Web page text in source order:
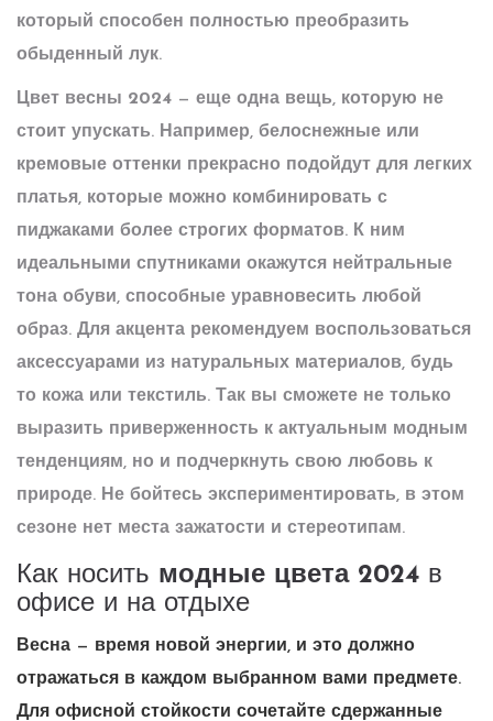
который способен полностью преобразить
обыденный лук.
Цвет весны 2024 — еще одна вещь, которую не
стоит упускать. Например, белоснежные или
кремовые оттенки прекрасно подойдут для легких
платья, которые можно комбинировать с
пиджаками более строгих форматов. К ним
идеальными спутниками окажутся нейтральные
тона обуви, способные уравновесить любой
образ. Для акцента рекомендуем воспользоваться
аксессуарами из натуральных материалов, будь
то кожа или текстиль. Так вы сможете не только
выразить приверженность к актуальным модным
тенденциям, но и подчеркнуть свою любовь к
природе. Не бойтесь экспериментировать, в этом
сезоне нет места зажатости и стереотипам.
Как носить модные цвета 2024 в
офисе и на отдыхе
Весна — время новой энергии, и это должно
отражаться в каждом выбранном вами предмете.
Для офисной стойкости сочетайте сдержанные